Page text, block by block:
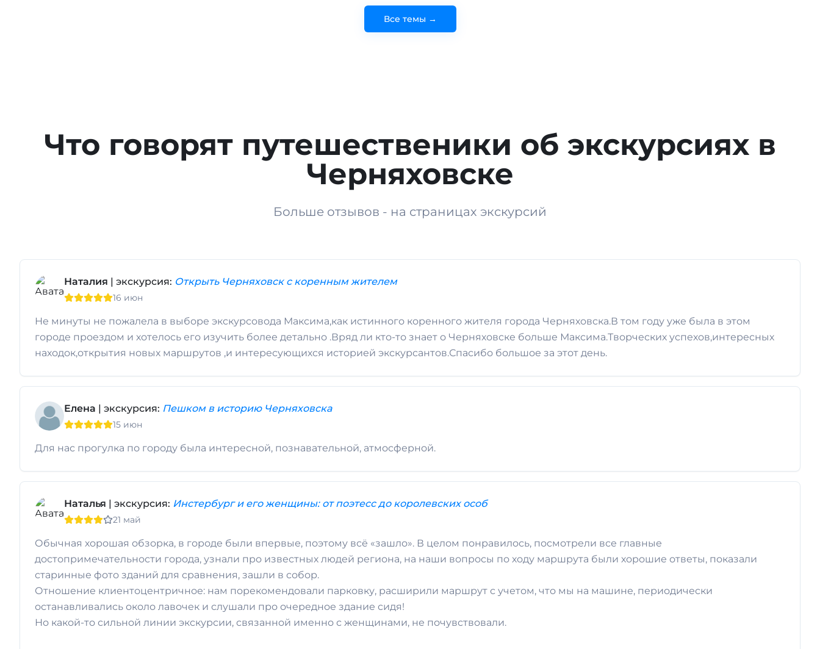
Все темы →
Что говорят путешественики об экскурсиях в
Черняховске
Больше отзывов - на страницах экскурсий
Наталия | экскурсия: Открыть Черняховск с коренным жителем
16 июн
Не минуты не пожалела в выборе экскурсовода Максима,как истинного коренного жителя города Черняховска.В том году уже была в этом
городе проездом и хотелось его изучить более детально .Вряд ли кто-то знает о Черняховске больше Максима.Творческих успехов,интересных
находок,открытия новых маршрутов ,и интересующихся историей экскурсантов.Спасибо большое за этот день.
Елена | экскурсия: Пешком в историю Черняховска
15 июн
Для нас прогулка по городу была интересной, познавательной, атмосферной.
Наталья | экскурсия: Инстербург и его женщины: от поэтесс до королевских особ
21 май
Обычная хорошая обзорка, в городе были впервые, поэтому всё «зашло». В целом понравилось, посмотрели все главные
достопримечательности города, узнали про известных людей региона, на наши вопросы по ходу маршрута были хорошие ответы, показали
старинные фото зданий для сравнения, зашли в собор.
Отношение клиентоцентричное: нам порекомендовали парковку, расширили маршрут с учетом, что мы на машине, периодически
останавливались около лавочек и слушали про очередное здание сидя!
Но какой-то сильной линии экскурсии, связанной именно с женщинами, не почувствовали.